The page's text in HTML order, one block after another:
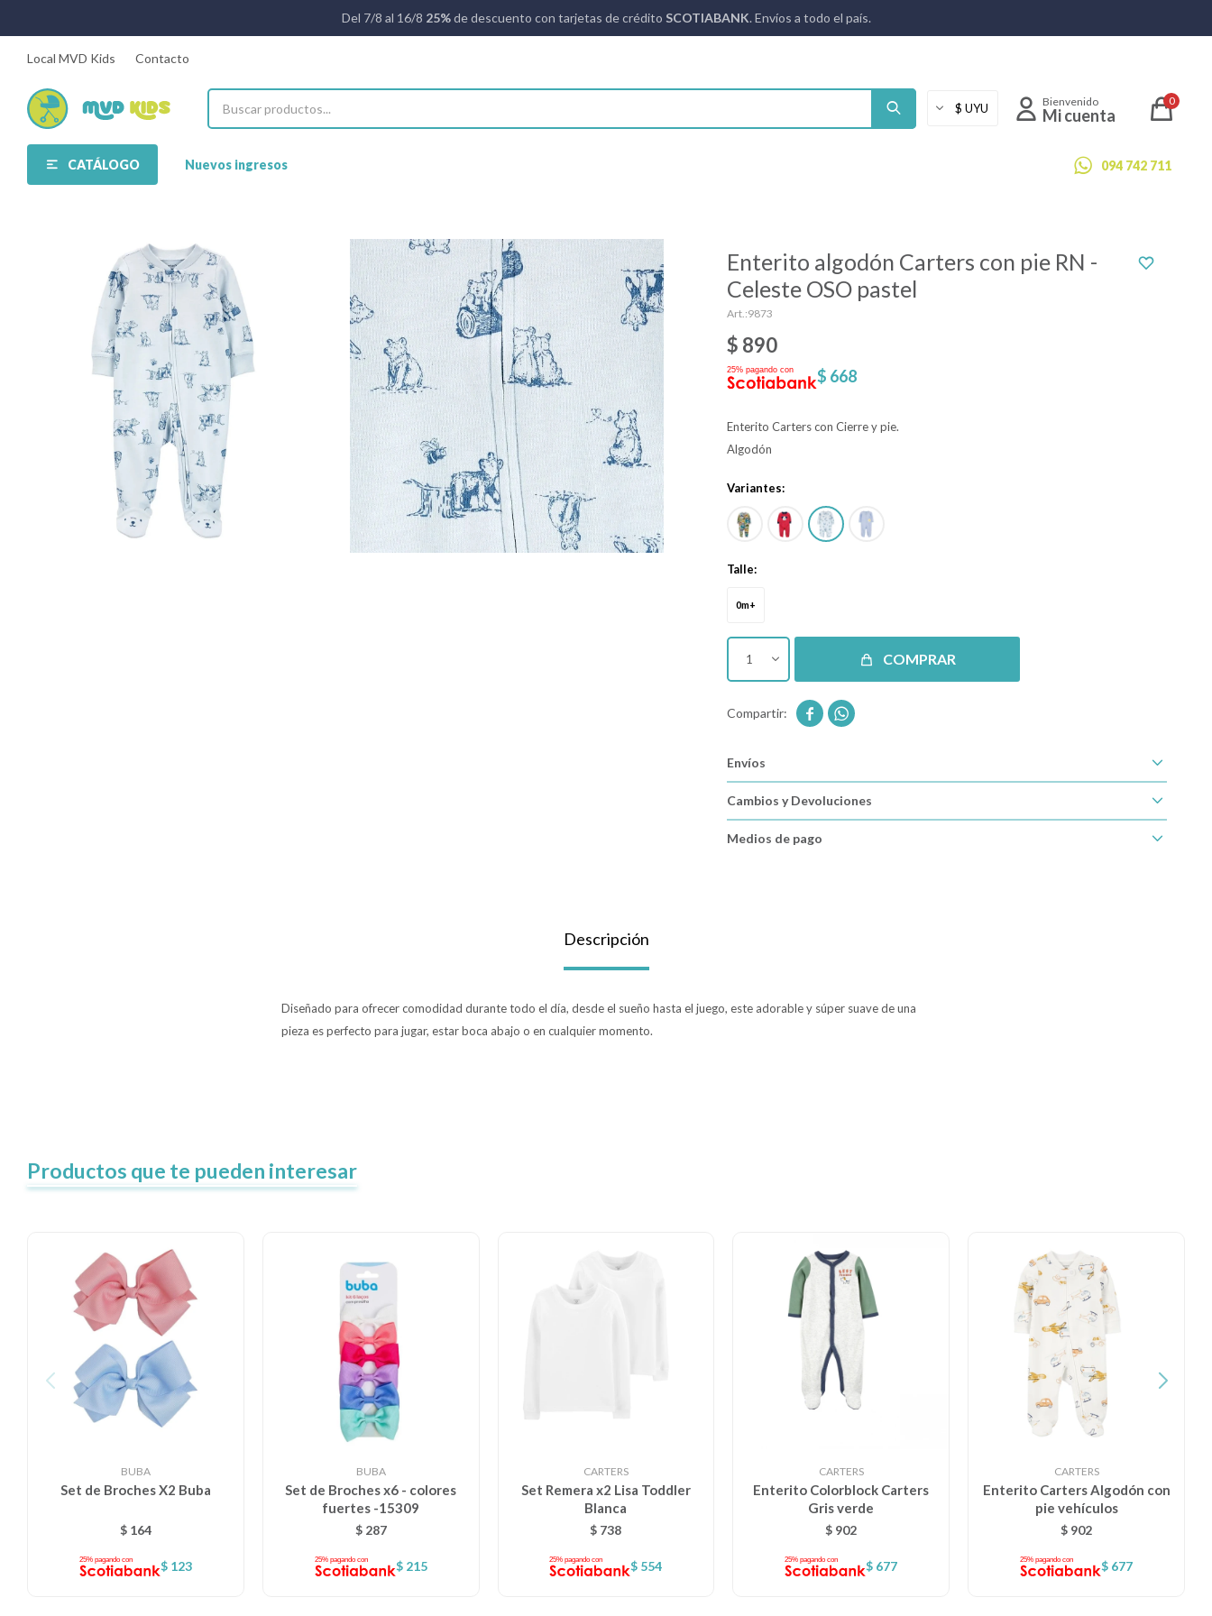
Del 7/8 al 16/8 25%de descuento con tarjetas de crédito SCOTIABANK. Envíos a todo el país.
CATÁLOGO Nuevos ingresos 094 742 711
0
Local MVD Kids Contacto
Enterito algodón Carters con pie RN -
Celeste OSO pastel
9873
$ 890
$ 668
Enterito Carters con Cierre y pie.
Algodón
Variantes:
Talle:
0m+
1 COMPRAR
 
Envíos
Cambios y Devoluciones
Medios de pago
Descripción
Diseñado para ofrecer comodidad durante todo el día, desde el sueño hasta el juego, este adorable y súper suave de una
pieza es perfecto para jugar, estar boca abajo o en cualquier momento.
Productos que te pueden interesar
BUBA
Set de Broches X2 Buba
$ 164
$ 123
BUBA
Set de Broches x6 - colores
fuertes -15309
$ 287
$ 215
CARTERS
Set Remera x2 Lisa Toddler
Blanca
$ 738
$ 554
CARTERS
Enterito Colorblock Carters
Gris verde
$ 902
$ 677
CARTERS
Enterito Carters Algodón con
pie vehículos
$ 902
$ 677